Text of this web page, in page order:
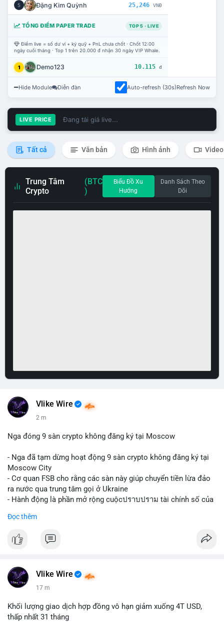
5 Đặng Kim Quỳnh 25,246 VNĐ
TỔNG ĐIỂM PAPER TRADE TOP 5 · LIVE
Điểm live = số dư ví + ký quỹ + PnL chưa chốt · Chốt 12:00
ngày cuối tháng · Top 1 trên 20.000 đ nhận 30 ngày VIP Whale.
1 Demo123 10.115 đ
Hide Module Diễn đàn Auto-refresh (30s)Refresh Now
LIVE PRICE Đang tải giá live...
Tất cả Văn bản Hình ảnh Video
Trung Tâm
Crypto
(BTC
)
Biểu Đồ Xu
Hướng
Danh Sách Theo
Dõi
Vlike Wire
2 m
Nga đóng 9 sàn crypto không đăng ký tại Moscow
- Nga đã tạm dừng hoạt động 9 sàn crypto không đăng ký tại
Moscow City
- Cơ quan FSB cho rằng các sàn này giúp chuyển tiền lừa đảo
ra nước qua trung tâm gọi ở Ukraine
- Hành động là phần mở rộng cuộcปราบปราม tài chính số của
📰 Nguồn: Cointelegraph
Đọc thêm
Vlike Wire
17 m
Khối lượng giao dịch hợp đồng vô hạn giảm xuống 4T USD,
thấp nhất 31 tháng